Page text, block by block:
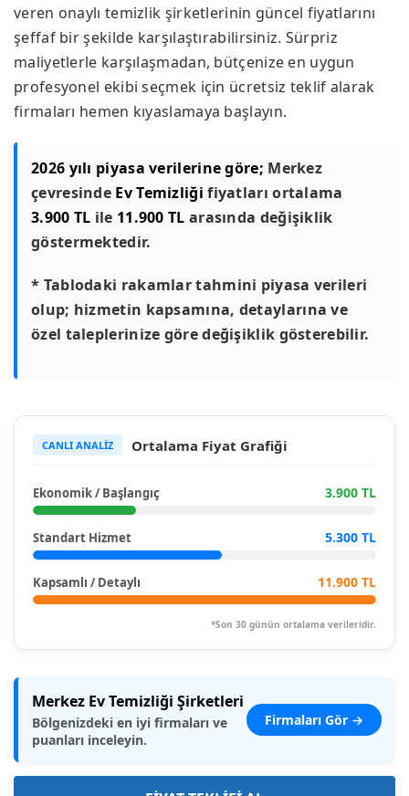
veren onaylı temizlik şirketlerinin güncel fiyatlarını
şeffaf bir şekilde karşılaştırabilirsiniz. Sürpriz
maliyetlerle karşılaşmadan, bütçenize en uygun
profesyonel ekibi seçmek için ücretsiz teklif alarak
firmaları hemen kıyaslamaya başlayın.
2026 yılı piyasa verilerine göre; Merkez
çevresinde Ev Temizliği fiyatları ortalama
3.900 TL ile 11.900 TL arasında değişiklik
göstermektedir.
* Tablodaki rakamlar tahmini piyasa verileri
olup; hizmetin kapsamına, detaylarına ve
özel taleplerinize göre değişiklik gösterebilir.
CANLI ANALİZ Ortalama Fiyat Grafiği
Ekonomik / Başlangıç 3.900 TL
Standart Hizmet 5.300 TL
Kapsamlı / Detaylı 11.900 TL
*Son 30 günün ortalama verileridir.
Merkez Ev Temizliği Şirketleri
Bölgenizdeki en iyi firmaları ve
puanları inceleyin.
Firmaları Gör →